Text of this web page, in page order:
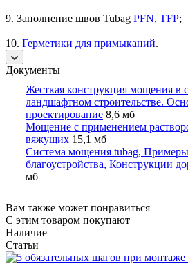
9. Заполнение швов Tubag PFN, TFP;
10. Герметики для примыканий.
Документы
Жесткая конструкция мощения в
ландшафтном строительстве.
проектирование 8,6 мб
Мощение с применением
вяжущих 15,1 мб
Система мощения tubag, Примеры
благоустройства, Конструкции
мб
Вам также может понравиться
С этим товаром покупают
Наличие
Статьи